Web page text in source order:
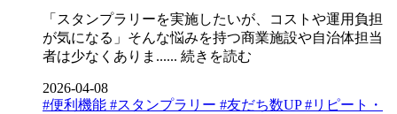
「スタンプラリーを実施したいが、コストや運用負担
が気になる」そんな悩みを持つ商業施設や自治体担当
者は少なくありま...... 続きを読む
2026-04-08
#便利機能 #スタンプラリー #友だち数UP#リピート・